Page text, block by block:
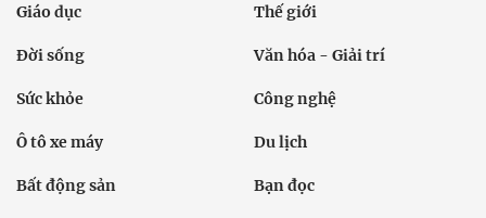
Giáo dục Thế giới
Đời sống Văn hóa - Giải trí
Sức khỏe Công nghệ
Ô tô xe máy Du lịch
Bất động sản Bạn đọc